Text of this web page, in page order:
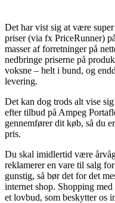
Det har vist sig at være
priser (via fx PriceRunner)
masser af forretninger på
nedbringe priserne på
voksne – helt i bund, og
levering.
Det kan dog trods alt vise
efter tilbud på Ampeg
gennemfører dit køb, så du
pris.
Du skal imidlertid være
reklamerer en vare til salg
gunstig, så bør det for det
internet shop. Shopping
et lovbud, som beskytter os